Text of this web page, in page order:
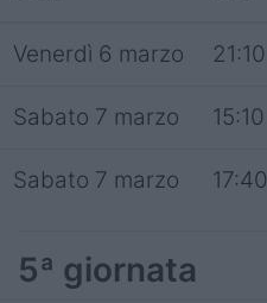
Venerdì 6 marzo 21:10
Sabato 7 marzo 15:10
Sabato 7 marzo 17:40
5ª giornata